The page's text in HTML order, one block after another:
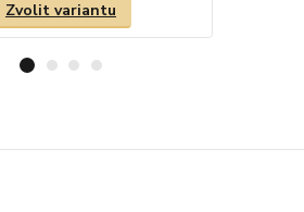
Zvolit variantu